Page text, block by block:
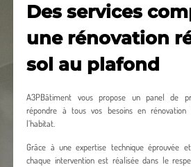
Des services
une rénovation
sol au plafond
A3PBâtiment vous propose un panel de
répondre à tous vos besoins en
l’habitat.
Grâce à une expertise technique éprouvée
chaque intervention est réalisée dans le